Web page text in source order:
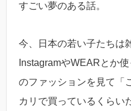
すごい夢のある話。
今、日本の若い子たちは
InstagramやWEARとか
のファッションを見て「
カリで買っているくらい